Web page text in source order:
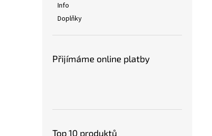
Info
Doplňky
Přijímáme online platby
Top 10 produktů